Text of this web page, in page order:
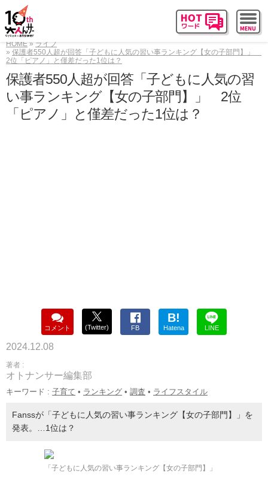
HOME
ライフ
保護者550人超が回答「子どもに人気の習い事ランキング【女の子部門】」
2位「ピアノ」と僅差だった1位は？
保護者550人超が回答「子どもに人気の習
い事ランキング【女の子部門】」 2位
「ピアノ」と僅差だった1位は？
コメント (Twitter) FB
B!
Hatena LINE
2024.12.08
著者 :
オトナンサー編集部
キーワード : 子育て • ランキング • 調査 • ライフスタイル
Fanssが「子どもに人気の習い事ランキング【女の子部門】」を
発表。…1位は？
「子どもに人気の習い事ランキング【女の子部門】」